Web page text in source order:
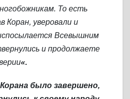
То есть
Коран, уверовали и
Всевышним
и продолжаете
«.
было завершено,